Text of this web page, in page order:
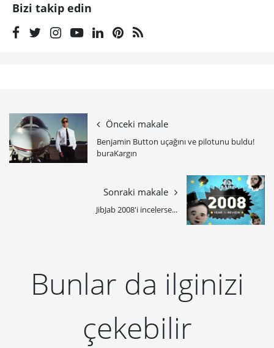
Bizi takip edin
Önceki makale
Benjamin Button uçağını ve pilotunu buldu!
buraKargın
Sonraki makale
JibJab 2008'i incelerse...
Bunlar da ilginizi
çekebilir